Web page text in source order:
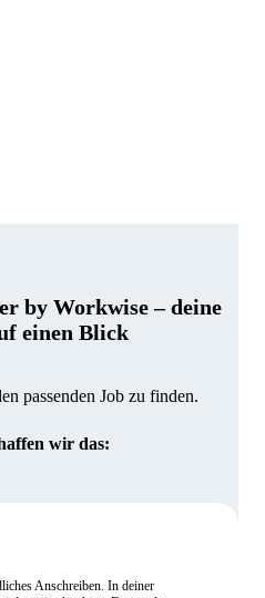
by Workwise – deine
einen Blick
passenden Job zu finden.
wir das:
Anschreiben. In deiner